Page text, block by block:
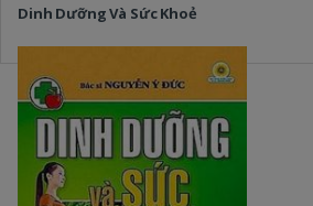
Dinh Dưỡng Và Sức Khoẻ